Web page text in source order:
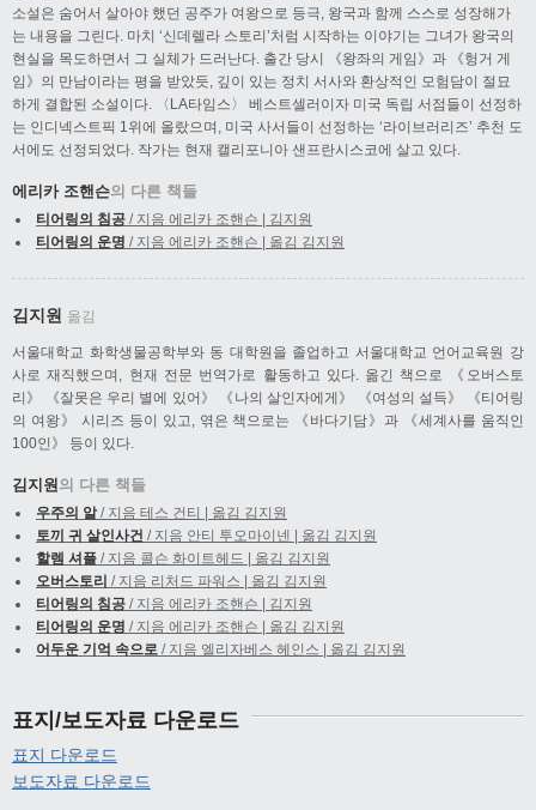
소설은 숨어서 살아야 했던 공주가 여왕으로 등극, 왕국과 함께 스스로 성장해가
는 내용을 그린다. 마치 ‘신데렐라 스토리’처럼 시작하는 이야기는 그녀가 왕국의
현실을 목도하면서 그 실체가 드러난다. 출간 당시 《왕좌의 게임》과 《헝거 게
임》의 만남이라는 평을 받았듯, 깊이 있는 정치 서사와 환상적인 모험담이 절묘
하게 결합된 소설이다. 〈LA타임스〉 베스트셀러이자 미국 독립 서점들이 선정하
는 인디넥스트픽 1위에 올랐으며, 미국 사서들이 선정하는 ‘라이브러리즈’ 추천 도
서에도 선정되었다. 작가는 현재 캘리포니아 샌프란시스코에 살고 있다.
에리카 조핸슨의 다른 책들
티어링의 침공 / 지음 에리카 조핸슨 | 김지원
티어링의 운명 / 지음 에리카 조핸슨 | 옮김 김지원
김지원 옮김
서울대학교 화학생물공학부와 동 대학원을 졸업하고 서울대학교 언어교육원 강
사로 재직했으며, 현재 전문 번역가로 활동하고 있다. 옮긴 책으로 《오버스토
리》 《잘못은 우리 별에 있어》 《나의 살인자에게》 《여성의 설득》 《티어링
의 여왕》 시리즈 등이 있고, 엮은 책으로는 《바다기담》과 《세계사를 움직인
100인》 등이 있다.
김지원 의 다른 책들
우주의 알/ 지음 테스 건티 | 옮김 김지원
토끼 귀 살인사건 / 지음 안티 투오마이넨 | 옮김 김지원
할렘 셔플 / 지음 콜슨 화이트헤드 | 옮김 김지원
오버스토리 / 지음 리처드 파워스 | 옮김 김지원
티어링의 침공 / 지음 에리카 조핸슨 | 김지원
티어링의 운명 / 지음 에리카 조핸슨 | 옮김 김지원
어두운 기억 속으로 / 지음 엘리자베스 헤인스 | 옮김 김지원
표지/보도자료 다운로드
표지 다운로드
보도자료 다운로드